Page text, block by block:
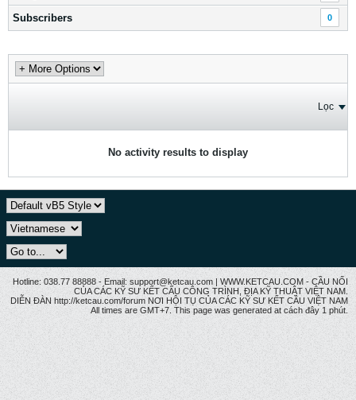
Subscribers 0
Lọc
No activity results to display
Hotline: 038.77 88888 - Email: support@ketcau.com | WWW.KETCAU.COM - CẦU NỐI
CỦA CÁC KỸ SƯ KẾT CẤU CÔNG TRÌNH, ĐỊA KỸ THUẬT VIỆT NAM.
DIỄN ĐÀN http://ketcau.com/forum NƠI HỘI TỤ CỦA CÁC KỸ SƯ KẾT CÂU VIỆT NAM
All times are GMT+7. This page was generated at cách đây 1 phút.